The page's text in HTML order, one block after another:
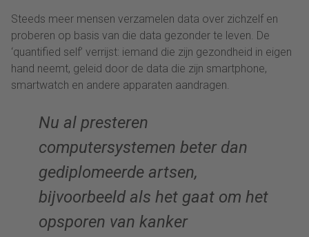
Steeds meer mensen verzamelen data over zichzelf en
proberen op basis van die data gezonder te leven. De
‘quantified self’ verrijst: iemand die zijn gezondheid in eigen
hand neemt, geleid door de data die zijn smartphone,
smartwatch en andere apparaten aandragen.
Nu al presteren
computersystemen beter dan
gediplomeerde artsen,
bijvoorbeeld als het gaat om het
opsporen van kanker